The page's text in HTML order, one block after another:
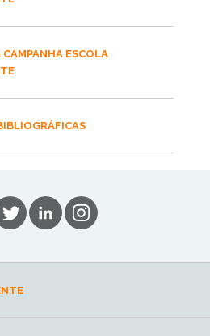
CAMPANHA ESCOLA